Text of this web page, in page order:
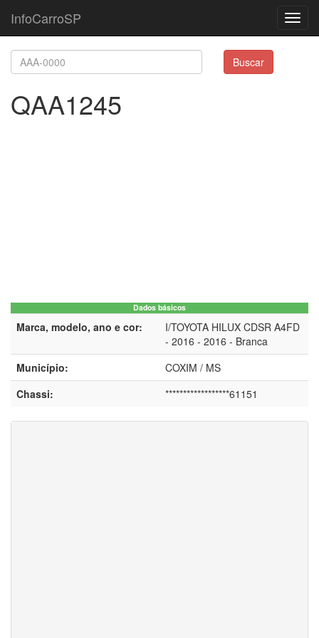
InfoCarroSP
Buscar
QAA1245
Dados básicos
Marca, modelo, ano e cor:
I/TOYOTA HILUX CDSR A4FD
- 2016 - 2016 - Branca
Município:
COXIM / MS
Chassi:
******************61151